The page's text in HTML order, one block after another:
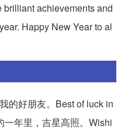
achievements and
Happy New Year to al
的好朋友。Best of luck in
一年里，吉星高照。Wishi